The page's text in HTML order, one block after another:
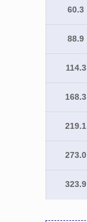
60.3
88.9
114.3
168.3
219.1
273.0
323.9